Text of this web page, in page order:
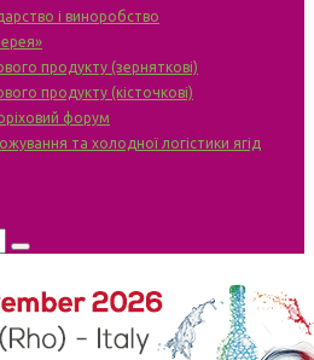
і виноробство
продукту (зерняткові)
продукту (кісточкові)
форум
та холодної логістики ягід